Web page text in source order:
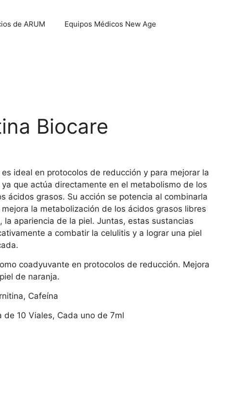
de ARUM Equipos Médicos New Age
Biocare
ideal en protocolos de reducción y para mejorar la
que actúa directamente en el metabolismo de los
ácidos grasos. Su acción se potencia al combinarla
la metabolización de los ácidos grasos libres
la apariencia de la piel. Juntas, estas sustancias
a combatir la celulitis y a lograr una piel
coadyuvante en protocolos de reducción. Mejora
de naranja.
Cafeína
de 10 Viales, Cada uno de 7ml